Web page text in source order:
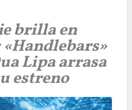
brilla en
Lipa arrasa
estreno